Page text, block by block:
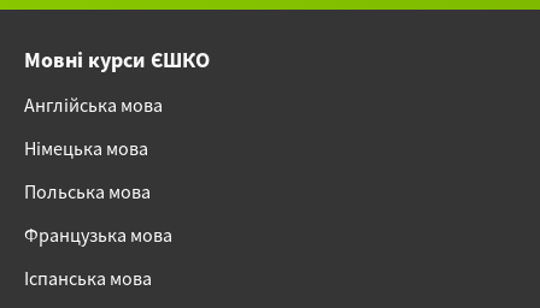
Мовні курси ЄШКО
Англійська мова
Німецька мова
Польська мова
Французька мова
Іспанська мова